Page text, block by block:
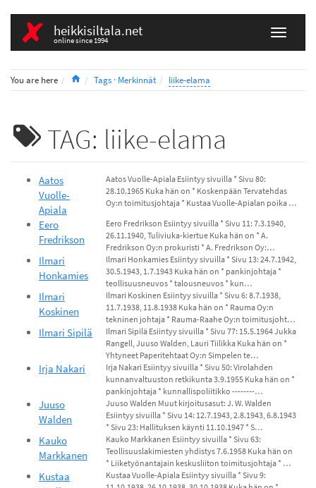
heikkisiltala.net
online since 1994
You are here HomeTags · Merkinnät liike-elama
TAG: liike-elama
Aatos
Vuolle-
Apiala
Aatos Vuolle-Apiala Esiintyy sivuilla * Sivu 80:
28.10.1965 Kuka hän on * Koskenpään Tervatehdas
Oy:n toimitusjohtaja * Kustaa Vuolle-Apialan poika …
Eero
Fredrikson
Eero Fredrikson Esiintyy sivuilla * Sivu 11: 7.3.1940,
26.11.1940, Tuliviuka-kiertue Kuka hän on * A.
Fredrikson Oy:n prokuristi * A. Fredrikson Oy:…
Ilmari
Honkamies
Ilmari Honkamies Esiintyy sivuilla * Sivu 13: 24.7.1942,
30.5.1943, 1.7.1943 Kuka hän on * pankinjohtaja *
teollisuusneuvos * talousneuvos * kun…
Ilmari
Koskinen
Ilmari Koskinen Esiintyy sivuilla * Sivu 6: 8.7.1938,
11.7.1938, 11.8.1938 Kuka hän on * Rauma Oy:n
tekninen johtaja * Rauma-Raahe Oy:n toimitusjoht…
Ilmari Sipilä
Ilmari Sipilä Esiintyy sivuilla * Sivu 77: 15.5.1964 Jukka
Rangell, Juuso Walden, Lauri Tiilikka Kuka hän on *
Yhtyneet Paperitehtaat Oy:n Simpelen te…
Irja Nakari
Irja Nakari Esiintyy sivuilla * Sivu 50: Virolahden
kunnanvaltuuston retkikunta 3.9.1955 Kuka hän on *
pankinjohtaja * kunnallispoliitikko --------…
Juuso
Walden
Juuso Walden Muut kirjoitusasut: J. W. Walden
Esiintyy sivuilla * Sivu 14: 12.7.1943, 2.8.1943, 6.8.1943
* Sivu 23: Hallituksen käynti 11.10.1947 * S…
Kauko
Markkanen
Kauko Markkanen Esiintyy sivuilla * Sivu 63:
Teollisuuslakimiesten yhdistys 7.6.1958 Kuka hän on
* Liiketyönantajain keskusliiton toimitusjohtaja * …
Kustaa
Kustaa Vuolle-Apiala Esiintyy sivuilla * Sivu 9: